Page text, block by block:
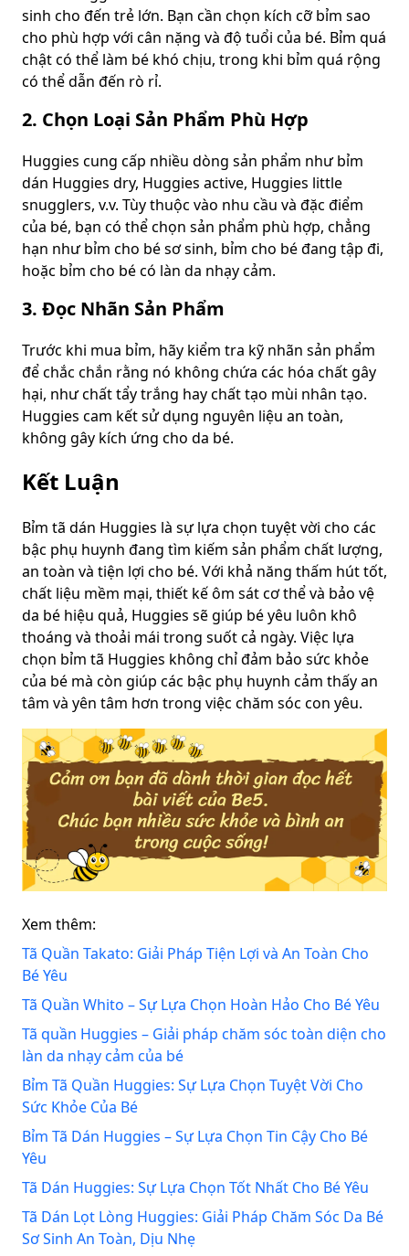
sinh cho đến trẻ lớn. Bạn cần chọn kích cỡ bỉm sao
cho phù hợp với cân nặng và độ tuổi của bé. Bỉm quá
chật có thể làm bé khó chịu, trong khi bỉm quá rộng
có thể dẫn đến rò rỉ.
2. Chọn Loại Sản Phẩm Phù Hợp
Huggies cung cấp nhiều dòng sản phẩm như bỉm
dán Huggies dry, Huggies active, Huggies little
snugglers, v.v. Tùy thuộc vào nhu cầu và đặc điểm
của bé, bạn có thể chọn sản phẩm phù hợp, chẳng
hạn như bỉm cho bé sơ sinh, bỉm cho bé đang tập đi,
hoặc bỉm cho bé có làn da nhạy cảm.
3. Đọc Nhãn Sản Phẩm
Trước khi mua bỉm, hãy kiểm tra kỹ nhãn sản phẩm
để chắc chắn rằng nó không chứa các hóa chất gây
hại, như chất tẩy trắng hay chất tạo mùi nhân tạo.
Huggies cam kết sử dụng nguyên liệu an toàn,
không gây kích ứng cho da bé.
Kết Luận
Bỉm tã dán Huggies là sự lựa chọn tuyệt vời cho các
bậc phụ huynh đang tìm kiếm sản phẩm chất lượng,
an toàn và tiện lợi cho bé. Với khả năng thấm hút tốt,
chất liệu mềm mại, thiết kế ôm sát cơ thể và bảo vệ
da bé hiệu quả, Huggies sẽ giúp bé yêu luôn khô
thoáng và thoải mái trong suốt cả ngày. Việc lựa
chọn bỉm tã Huggies không chỉ đảm bảo sức khỏe
của bé mà còn giúp các bậc phụ huynh cảm thấy an
tâm và yên tâm hơn trong việc chăm sóc con yêu.
Xem thêm:
Tã Quần Takato: Giải Pháp Tiện Lợi và An Toàn Cho
Bé Yêu
Tã Quần Whito – Sự Lựa Chọn Hoàn Hảo Cho Bé Yêu
Tã quần Huggies – Giải pháp chăm sóc toàn diện cho
làn da nhạy cảm của bé
Bỉm Tã Quần Huggies: Sự Lựa Chọn Tuyệt Vời Cho
Sức Khỏe Của Bé
Bỉm Tã Dán Huggies – Sự Lựa Chọn Tin Cậy Cho Bé
Yêu
Tã Dán Huggies: Sự Lựa Chọn Tốt Nhất Cho Bé Yêu
Tã Dán Lọt Lòng Huggies: Giải Pháp Chăm Sóc Da Bé
Sơ Sinh An Toàn, Dịu Nhẹ